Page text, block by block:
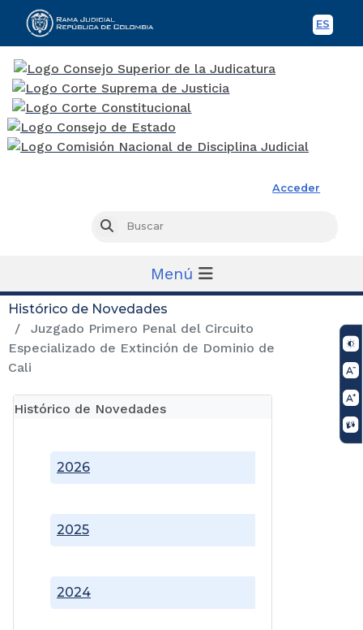
ES
Acceder
Buscar
Menú
Histórico de Novedades
Juzgado Primero Penal del Circuito
Especializado de Extinción de Dominio de
Cali
Histórico de Novedades
2024
2025
2026